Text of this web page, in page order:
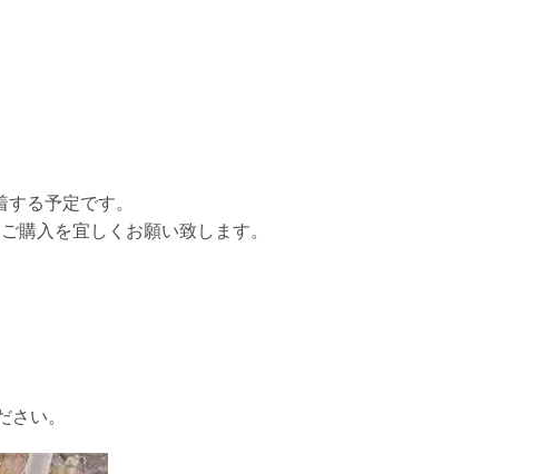
る予定です。
購入を宜しくお願い致します。
い。